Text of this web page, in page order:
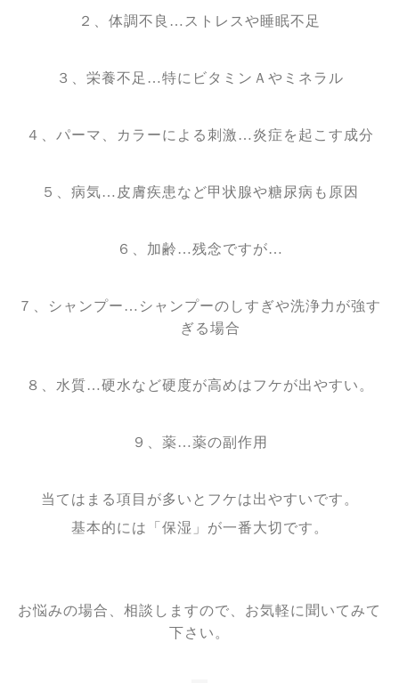
２、 体調不良…ストレスや睡眠不足
３、 栄養不足…特にビタミンＡやミネラル
４、 パーマ、カラーによる刺激…炎症を起こす成分
５、 病気…皮膚疾患など甲状腺や糖尿病も原因
６、 加齢…残念ですが…
７、
シャンプー…シャンプーのしすぎや洗浄力が強す
ぎる場合
８、 水質…硬水など硬度が高めはフケが出やすい。
９、 薬…薬の副作用
当てはまる項目が多いとフケは出やすいです。
基本的には「保湿」が一番大切です。
お悩みの場合、相談しますので、お気軽に聞いてみて
下さい。